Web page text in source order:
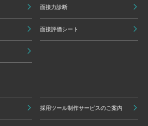
面接力診断
面接評価シート
採用ツール制作サービスのご案内